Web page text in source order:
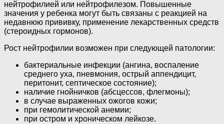
нейтрофилией или нейтрофилезом. Повышенные
значения у ребенка могут быть связаны с реакцией на
недавнюю прививку, применение лекарственных средств
(стероидных гормонов).
Рост нейтрофилии возможен при следующей патологии:
бактериальные инфекции (ангина, воспаление
среднего уха, пневмония, острый аппендицит,
перитонит, септическое состояние);
наличие гнойничков (абсцессов, флегмоны);
в случае выраженных ожогов кожи;
при гемолитической анемии;
при остром и хроническом лейкозе.